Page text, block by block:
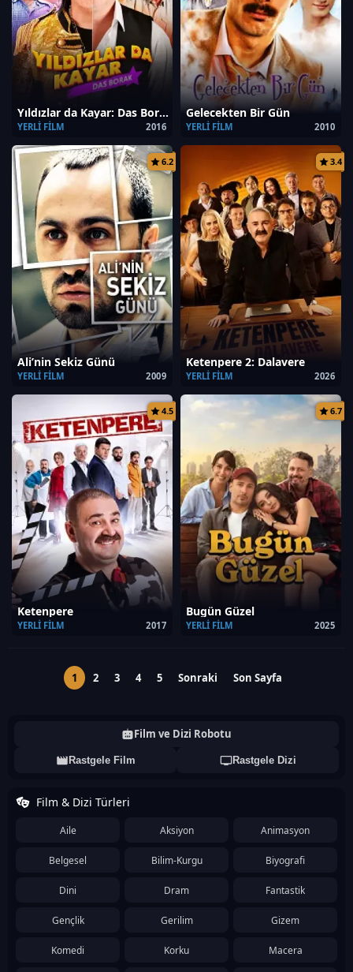
Yıldızlar da Kayar: Das Borak
2016
YERLI FILM
Gelecekten Bir Gün
2010
YERLI FILM
6.2
Ali’nin Sekiz Günü
2009
YERLI FILM
3.4
Ketenpere 2: Dalavere
2026
YERLI FILM
4.5
Ketenpere
2017
YERLI FILM
6.7
Bugün Güzel
2025
YERLI FILM
1 2 3 4 5 Sonraki Son Sayfa
Film ve Dizi Robotu
Rastgele Film Rastgele Dizi
Film & Dizi Türleri
Aile Aksiyon Animasyon
Belgesel Bilim-Kurgu Biyografi
Dini Dram Fantastik
Gençlik Gerilim Gizem
Komedi Korku Macera